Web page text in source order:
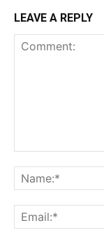
LEAVE A REPLY